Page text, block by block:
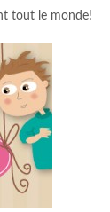
tout le monde!